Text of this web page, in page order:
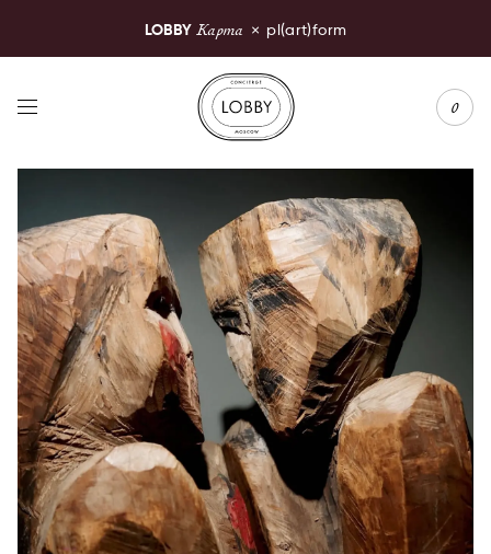
LOBBY Карта × pl(art)form
LOBBY Moscow
0